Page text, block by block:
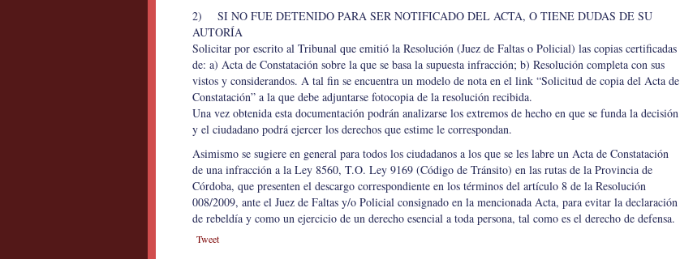
2) SI NO FUE DETENIDO PARA SER NOTIFICADO DEL ACTA, O TIENE DUDAS DE SU
AUTORÍA
Solicitar por escrito al Tribunal que emitió la Resolución (Juez de Faltas o Policial) las copias certificadas
de: a) Acta de Constatación sobre la que se basa la supuesta infracción; b) Resolución completa con sus
vistos y considerandos. A tal fin se encuentra un modelo de nota en el link “Solicitud de copia del Acta de
Constatación” a la que debe adjuntarse fotocopia de la resolución recibida.
Una vez obtenida esta documentación podrán analizarse los extremos de hecho en que se funda la decisión
y el ciudadano podrá ejercer los derechos que estime le correspondan.
Asimismo se sugiere en general para todos los ciudadanos a los que se les labre un Acta de Constatación
de una infracción a la Ley 8560, T.O. Ley 9169 (Código de Tránsito) en las rutas de la Provincia de
Córdoba, que presenten el descargo correspondiente en los términos del artículo 8 de la Resolución
008/2009, ante el Juez de Faltas y/o Policial consignado en la mencionada Acta, para evitar la declaración
de rebeldía y como un ejercicio de un derecho esencial a toda persona, tal como es el derecho de defensa.
Tweet